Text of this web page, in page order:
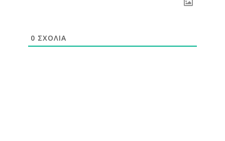
0 ΣΧΌΛΙΑ